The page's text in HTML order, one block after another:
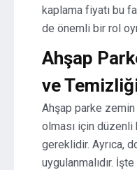
kaplama fiyatı bu
de önemli bir rol
Ahşap
ve
Ahşap parke zemin
olması için
gereklidir. Ayrıca,
uygulanmalıdır.